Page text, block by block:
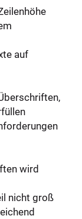
auf
wird
nicht groß